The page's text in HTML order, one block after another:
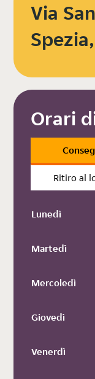
Via
Orari
Ritiro al
Lunedì
Martedì
Mercoledì
Giovedì
Venerdì